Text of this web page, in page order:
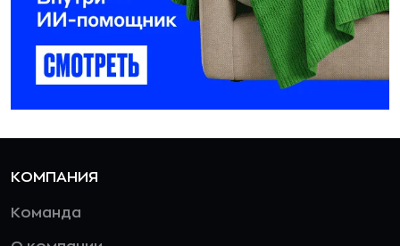
КОМПАНИЯ
Команда